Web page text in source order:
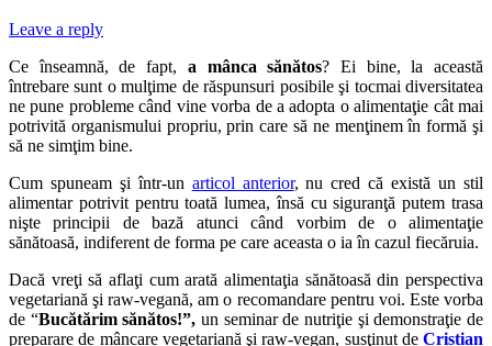
Leave a reply
Ce înseamnă, de fapt, a mânca sănătos? Ei bine, la această
întrebare sunt o mulţime de răspunsuri posibile şi tocmai diversitatea
ne pune probleme când vine vorba de a adopta o alimentaţie cât mai
potrivită organismului propriu, prin care să ne menţinem în formă şi
să ne simţim bine.
Cum spuneam şi într-un articol anterior, nu cred că există un stil
alimentar potrivit pentru toată lumea, însă cu siguranţă putem trasa
nişte principii de bază atunci când vorbim de o alimentaţie
sănătoasă, indiferent de forma pe care aceasta o ia în cazul fiecăruia.
Dacă vreţi să aflaţi cum arată alimentaţia sănătoasă din perspectiva
vegetariană şi raw-vegană, am o recomandare pentru voi. Este vorba
de “Bucătărim sănătos!”, un seminar de nutriţie şi demonstraţie de
preparare de mâncare vegetariană şi raw-vegan, susţinut de Cristian